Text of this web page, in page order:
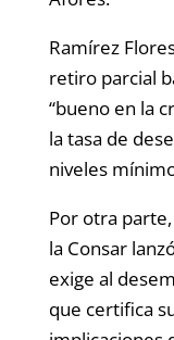
Ramírez
retiro parcial
“bueno en la
la tasa de
niveles
Por otra
la Consar
exige al
que certifica